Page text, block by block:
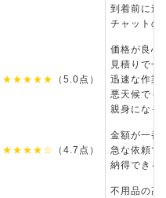
到着前に連
チャットの
★★★★★ （5.0点）
価格が良心
見積りで一
迅速な作業
悪天候でも
親身になっ
★★★★☆ （4.7点）
金額が一番
急な依頼で
納得できる
不用品の高